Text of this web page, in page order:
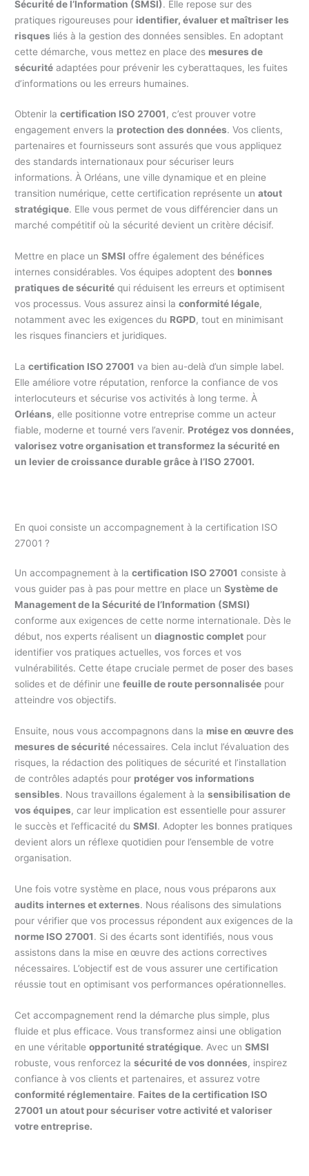
Sécurité de l’Information (SMSI). Elle repose sur des
pratiques rigoureuses pour identifier, évaluer et maîtriser les
risques liés à la gestion des données sensibles. En adoptant
cette démarche, vous mettez en place des mesures de
sécurité adaptées pour prévenir les cyberattaques, les fuites
d’informations ou les erreurs humaines.
Obtenir lacertification ISO 27001, c’est prouver votre
engagement envers la protection des données. Vos clients,
partenaires et fournisseurs sont assurés que vous appliquez
des standards internationaux pour sécuriser leurs
informations. À Orléans, une ville dynamique et en pleine
transition numérique, cette certification représente unatout
stratégique. Elle vous permet de vous différencier dans un
marché compétitif où la sécurité devient un critère décisif.
Mettre en place unSMSI offre également des bénéfices
internes considérables. Vos équipes adoptent des bonnes
pratiques de sécurité qui réduisent les erreurs et optimisent
vos processus. Vous assurez ainsi laconformité légale,
notamment avec les exigences du RGPD, tout en minimisant
les risques financiers et juridiques.
Lacertification ISO 27001 va bien au-delà d’un simple label.
Elle améliore votre réputation, renforce la confiance de vos
interlocuteurs et sécurise vos activités à long terme. À
Orléans, elle positionne votre entreprise comme un acteur
fiable, moderne et tourné vers l’avenir. Protégez vos données,
valorisez votre organisation et transformez la sécurité en
un levier de croissance durable grâce à l’ISO 27001.
En quoi consiste un accompagnement à la certification ISO
27001 ?
Un accompagnement à lacertification ISO 27001 consiste à
vous guider pas à pas pour mettre en place unSystème de
Management de la Sécurité de l’Information (SMSI)
conforme aux exigences de cette norme internationale. Dès le
début, nos experts réalisent undiagnostic complet pour
identifier vos pratiques actuelles, vos forces et vos
vulnérabilités. Cette étape cruciale permet de poser des bases
solides et de définir unefeuille de route personnalisée pour
atteindre vos objectifs.
Ensuite, nous vous accompagnons dans la mise en œuvre des
mesures de sécurité nécessaires. Cela inclut l’évaluation des
risques, la rédaction des politiques de sécurité et l’installation
de contrôles adaptés pour protéger vos informations
sensibles. Nous travaillons également à lasensibilisation de
vos équipes, car leur implication est essentielle pour assurer
le succès et l’efficacité duSMSI. Adopter les bonnes pratiques
devient alors un réflexe quotidien pour l’ensemble de votre
organisation.
Une fois votre système en place, nous vous préparons aux
audits internes et externes. Nous réalisons des simulations
pour vérifier que vos processus répondent aux exigences de la
norme ISO 27001. Si des écarts sont identifiés, nous vous
assistons dans la mise en œuvre des actions correctives
nécessaires. L’objectif est de vous assurer une certification
réussie tout en optimisant vos performances opérationnelles.
Cet accompagnement rend la démarche plus simple, plus
fluide et plus efficace. Vous transformez ainsi une obligation
en une véritableopportunité stratégique. Avec unSMSI
robuste, vous renforcez lasécurité de vos données, inspirez
confiance à vos clients et partenaires, et assurez votre
conformité réglementaire. Faites de la certification ISO
27001 un atout pour sécuriser votre activité et valoriser
votre entreprise.